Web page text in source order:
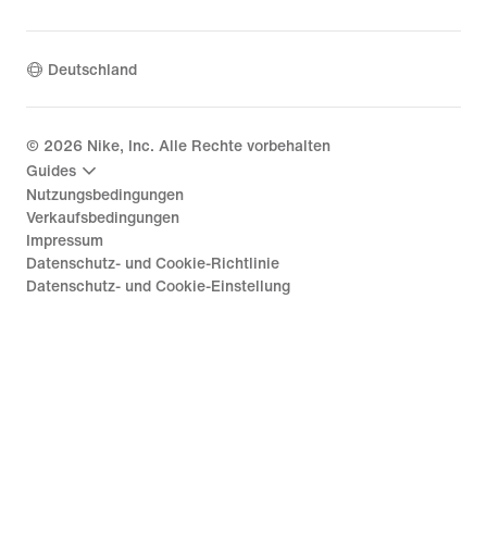
Deutschland
© 2026 Nike, Inc. Alle Rechte vorbehalten
Guides
Nutzungsbedingungen
Verkaufsbedingungen
Impressum
Datenschutz- und Cookie-Richtlinie
Datenschutz- und Cookie-Einstellung